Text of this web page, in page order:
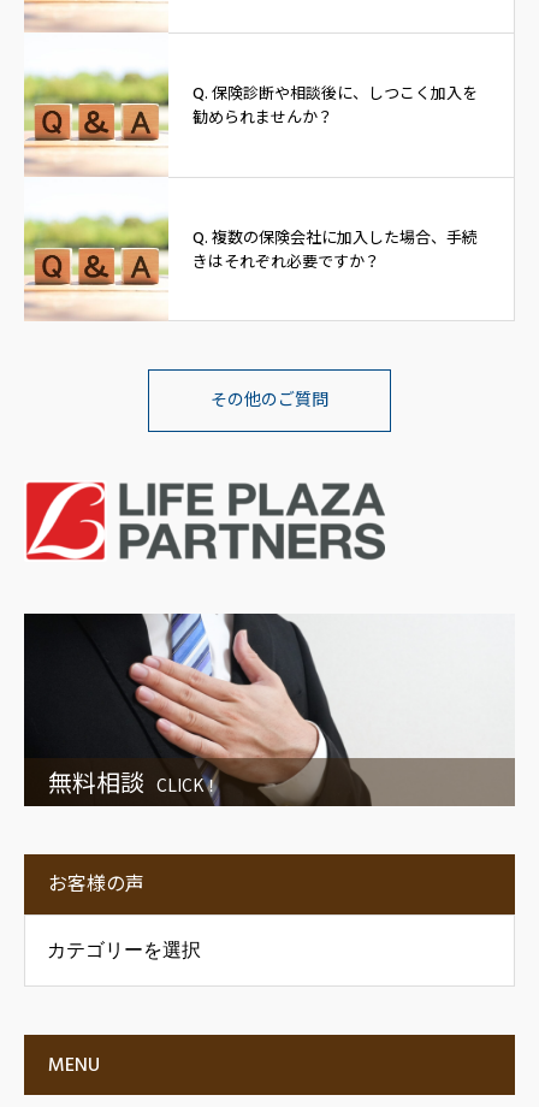
Q. 保険診断や相談後に、しつこく加入を
勧められませんか？
Q. 複数の保険会社に加入した場合、手続
きはそれぞれ必要ですか？
その他のご質問
無料相談 CLICK！
お客様の声
MENU